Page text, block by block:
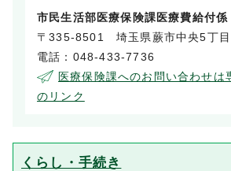
市民生活部医療保険課医療費給付係
〒335-8501 埼玉県蕨市中央5丁
電話：048-433-7736
医療保険課へのお問い合わせは
のリンク
くらし・手続き